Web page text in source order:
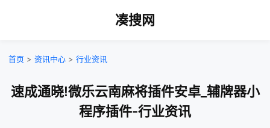
凑搜网
首页 > 资讯中心 > 行业资讯
速成通晓!微乐云南麻将插件安卓_辅牌器小
程序插件-行业资讯